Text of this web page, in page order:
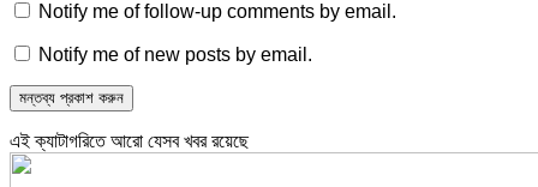
Notify me of follow-up comments by email.
Notify me of new posts by email.
এই ক্যাটাগরিতে আরো যেসব খবর রয়েছে